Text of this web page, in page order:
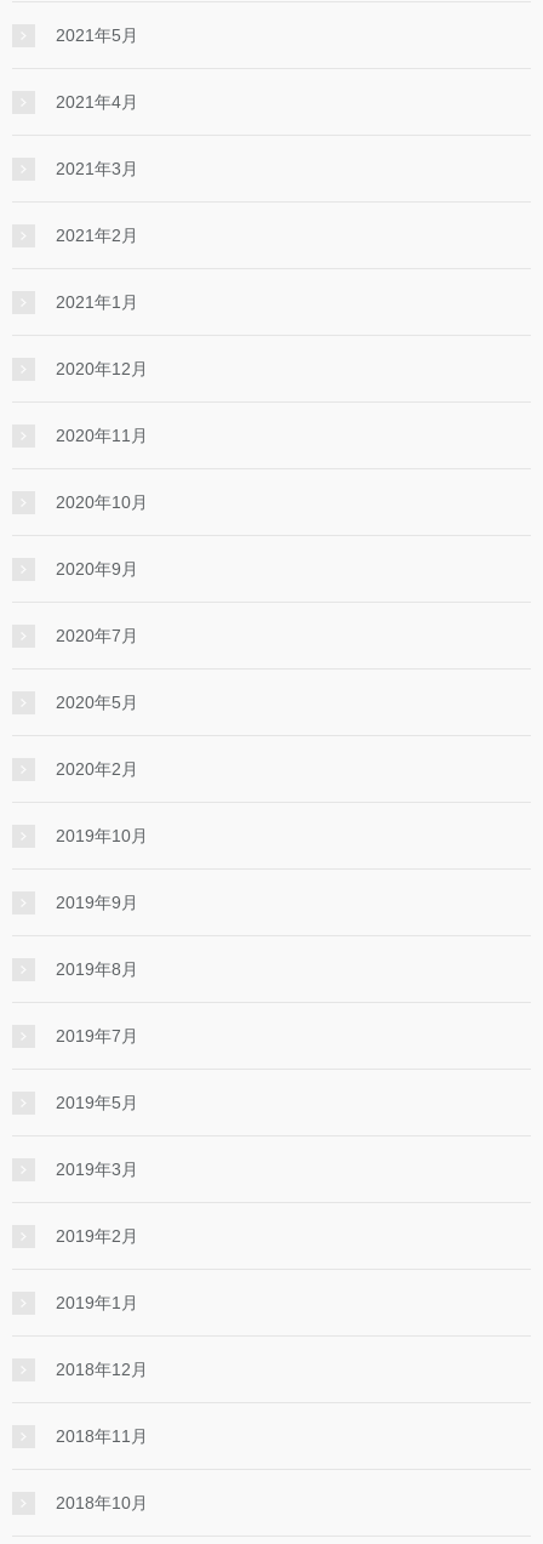
2021年5月
2021年4月
2021年3月
2021年2月
2021年1月
2020年12月
2020年11月
2020年10月
2020年9月
2020年7月
2020年5月
2020年2月
2019年10月
2019年9月
2019年8月
2019年7月
2019年5月
2019年3月
2019年2月
2019年1月
2018年12月
2018年11月
2018年10月